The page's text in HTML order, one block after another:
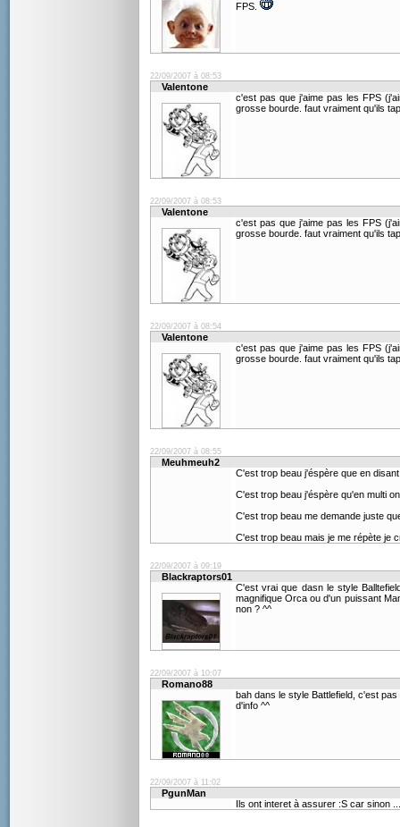
FPS.
22/09/2007 à 08:53
Valentone
c'est pas que j'aime pas les FPS
grosse bourde. faut vraiment qu'ils
22/09/2007 à 08:53
Valentone
c'est pas que j'aime pas les FPS
grosse bourde. faut vraiment qu'ils
22/09/2007 à 08:54
Valentone
c'est pas que j'aime pas les FPS
grosse bourde. faut vraiment qu'ils
22/09/2007 à 08:55
Meuhmeuh2
C'est trop beau j'éspère que en
C'est trop beau j'éspère qu'en multi
C'est trop beau me demande juste
C'est trop beau mais je me répète je
22/09/2007 à 09:19
Blackraptors01
C'est vrai que dasn le style
magnifique Orca ou d'un puissant
non ? ^^
22/09/2007 à 10:07
Romano88
bah dans le style Battlefield, c'est
d'info ^^
22/09/2007 à 11:02
PgunMan
Ils ont interet à assurer :S car sinon ...